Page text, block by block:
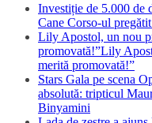
Investiție de 5.000 de
Cane Corso-ul
Lily Apostol, un nou
promovată!”Lily
merită promovată!”
Stars Gala pe scena
absolută: tripticul
Binyamini